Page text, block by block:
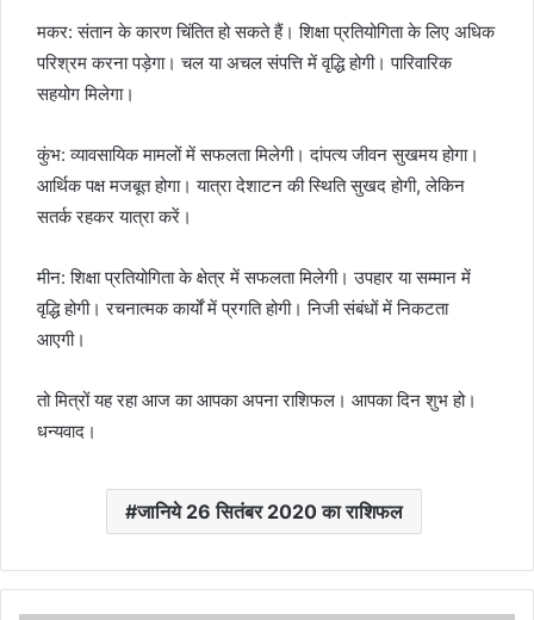
मकर: संतान के कारण चिंतित हो सकते हैं। शिक्षा प्रतियोगिता के लिए अधिक
परिश्रम करना पड़ेगा। चल या अचल संपत्ति में वृद्धि होगी। पारिवारिक
सहयोग मिलेगा।
कुंभ: व्यावसायिक मामलों में सफलता मिलेगी। दांपत्य जीवन सुखमय होगा।
आर्थिक पक्ष मजबूत होगा। यात्रा देशाटन की स्थिति सुखद होगी, लेकिन
सतर्क रहकर यात्रा करें।
मीन: शिक्षा प्रतियोगिता के क्षेत्र में सफलता मिलेगी। उपहार या सम्मान में
वृद्धि होगी। रचनात्मक कार्यों में प्रगति होगी। निजी संबंधों में निकटता
आएगी।
तो मित्रों यह रहा आज का आपका अपना राशिफल। आपका दिन शुभ हो।
धन्यवाद।
जानिये 26 सितंबर 2020 का राशिफल